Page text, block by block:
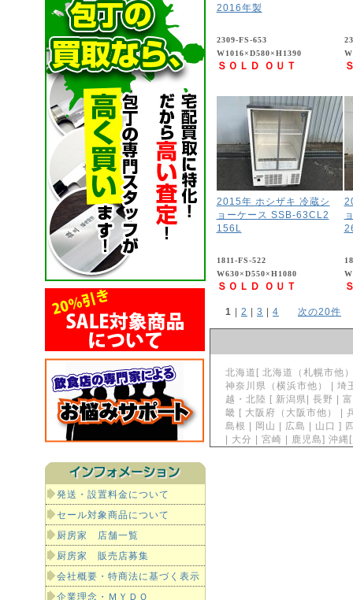
発送・設置料金について
セール対象商品について
厨房家 店舗一覧
厨房家 販売店募集
会社概要・特商法に基づく表示
企業理念・ＭＹＤＯ
2016年製
2309-FS-653
W1016×D580×H1390
ＳＯＬＤ ＯＵＴ
2015年 ホシザキ 冷蔵シ
ョーケース SSB-63CL2
156L
1811-FS-522
W630×D550×H1080
ＳＯＬＤ ＯＵＴ
1 | 2 | 3 | 4 次の20件
北海道[ 北海道（札幌市他
神奈川県（横浜市他） | 埼
越・北陸 [ 新潟県| 長野 |
畿 [ 大阪府（大阪市他） |
島根 | 岡山 | 広島 | 山口 ]
| 大分 | 宮崎 | 鹿児島] 沖